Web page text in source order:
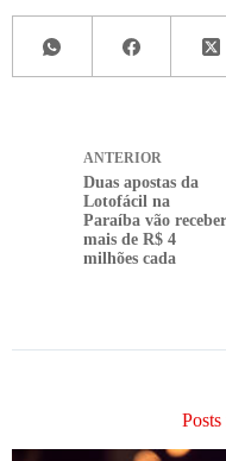
ANTERIOR
Duas apostas da
Lotofácil na
Paraíba vão receber
mais de R$ 4
milhões cada